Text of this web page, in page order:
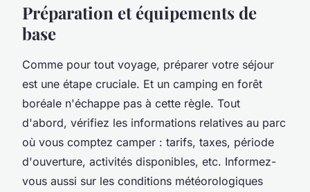
Préparation et équipements de
base
Comme pour tout voyage, préparer votre séjour
est une étape cruciale. Et un camping en forêt
boréale n'échappe pas à cette règle. Tout
d'abord, vérifiez les informations relatives au parc
où vous comptez camper : tarifs, taxes, période
d'ouverture, activités disponibles, etc. Informez-
vous aussi sur les conditions météorologiques